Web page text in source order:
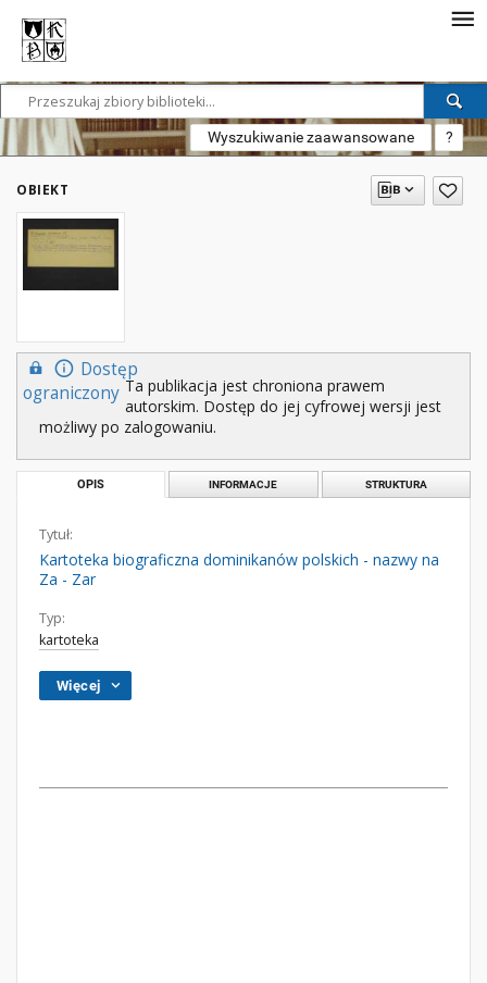
Wyszukiwanie zaawansowane ?
OBIEKT
Dostęp
ograniczony Ta publikacja jest chroniona prawem
autorskim. Dostęp do jej cyfrowej wersji jest
możliwy po zalogowaniu.
OPIS INFORMACJE STRUKTURA
Tytuł:
Kartoteka biograficzna dominikanów polskich - nazwy na
Za - Zar
Typ:
kartoteka
Więcej